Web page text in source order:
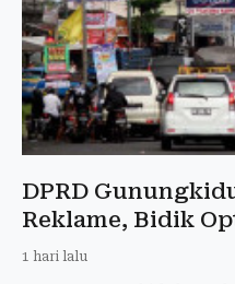
DPRD
Reklame, Bidik
1 hari lalu